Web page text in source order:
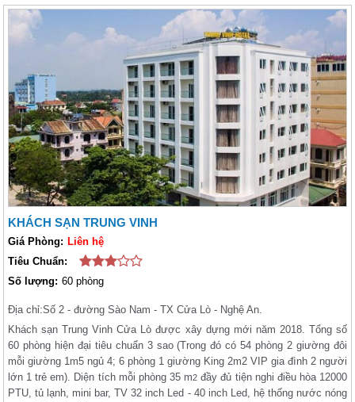
KHÁCH SẠN TRUNG VINH
Giá Phòng: Liên hệ
Tiêu Chuẩn:
Số lượng: 60 phòng
Địa chỉ:Số 2 - đường Sào Nam - TX Cửa Lò - Nghệ An.
Khách sạn Trung Vinh Cửa Lò được xây dựng mới năm 2018. Tổng số
60 phòng hiện đại tiêu chuẩn 3 sao (Trong đó có 54 phòng 2 giường đôi
mỗi giường 1m5 ngủ 4; 6 phòng 1 giường King 2m2 VIP gia đình 2 người
lớn 1 trẻ em). Diện tích mỗi phòng 35 m2 đầy đủ tiện nghi điều hòa 12000
PTU, tủ lạnh, mini bar, TV 32 inch Led - 40 inch Led, hệ thống nước nóng